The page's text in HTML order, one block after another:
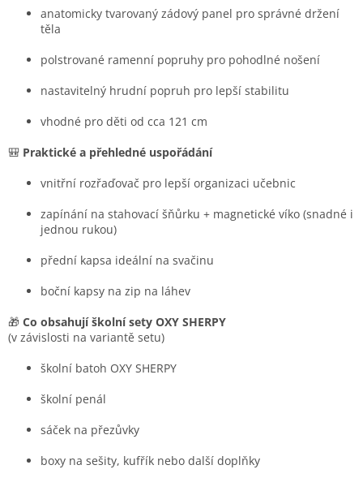
k
ý
i
u
anatomicky tvarovaný zádový panel pro správné držení
těla
polstrované ramenní popruhy pro pohodlné nošení
nastavitelný hrudní popruh pro lepší stabilitu
vhodné pro děti od cca 121 cm
🎒 Praktické a přehledné uspořádání
vnitřní rozřaďovač pro lepší organizaci učebnic
zapínání na stahovací šňůrku + magnetické víko (snadné i
jednou rukou)
přední kapsa ideální na svačinu
boční kapsy na zip na láhev
🎁 Co obsahují školní sety OXY SHERPY
(v závislosti na variantě setu)
školní batoh OXY SHERPY
školní penál
sáček na přezůvky
boxy na sešity, kufřík nebo další doplňky